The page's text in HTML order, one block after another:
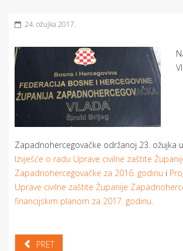
24. ožujka 2017.
Zapadnohercegovačke održanoj 23. ožujka
Izvješće o radu Uprave civilne zaštite
Zapadnohercegovačke za 2016. godinu i
Uprave civilne zaštite Županije
financijskim planom za 2017. godinu.
PRET